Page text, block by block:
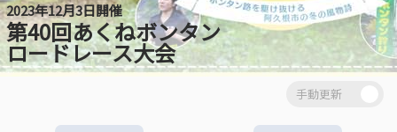
2023年12月3日開催
第40回あくねボンタン
ロードレース大会